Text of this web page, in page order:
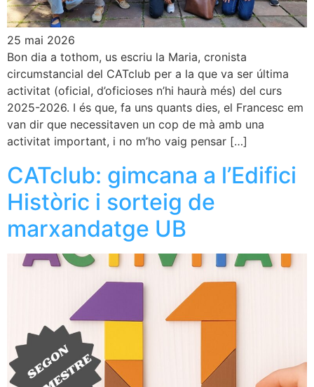
25 mai 2026
Bon dia a tothom, us escriu la Maria, cronista
circumstancial del CATclub per a la que va ser última
activitat (oficial, d’oficioses n’hi haurà més) del curs
2025-2026. I és que, fa uns quants dies, el Francesc em
van dir que necessitaven un cop de mà amb una
activitat important, i no m’ho vaig pensar […]
CATclub: gimcana a l’Edifici
Històric i sorteig de
marxandatge UB